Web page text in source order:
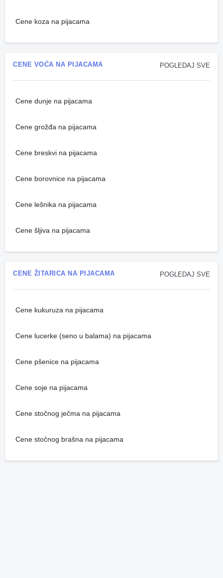
Cene koza na pijacama
POGLEDAJ SVE
CENE VOĆA NA PIJACAMA
Cene dunje na pijacama
Cene grožđa na pijacama
Cene breskvi na pijacama
Cene borovnice na pijacama
Cene lešnika na pijacama
Cene šljiva na pijacama
POGLEDAJ SVE
CENE ŽITARICA NA PIJACAMA
Cene kukuruza na pijacama
Cene lucerke (seno u balama) na pijacama
Cene pšenice na pijacama
Cene soje na pijacama
Cene stočnog ječma na pijacama
Cene stočnog brašna na pijacama